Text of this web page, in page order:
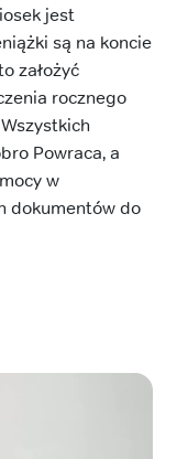
jest
są na koncie
założyć
rocznego
Powraca, a
w
dokumentów do